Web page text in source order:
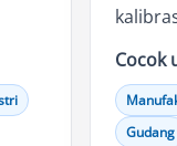
Cocok
Gudang